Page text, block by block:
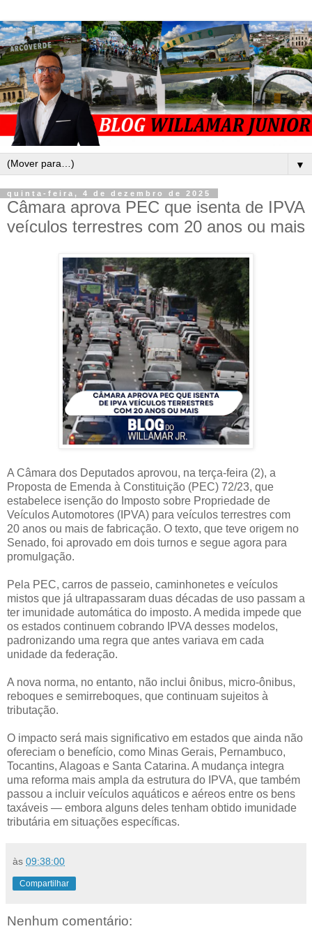
▼
quinta-feira, 4 de dezembro de 2025
Câmara aprova PEC que isenta de IPVA
veículos terrestres com 20 anos ou mais
A Câmara dos Deputados aprovou, na terça-feira (2), a
Proposta de Emenda à Constituição (PEC) 72/23, que
estabelece isenção do Imposto sobre Propriedade de
Veículos Automotores (IPVA) para veículos terrestres com
20 anos ou mais de fabricação. O texto, que teve origem no
Senado, foi aprovado em dois turnos e segue agora para
promulgação.
Pela PEC, carros de passeio, caminhonetes e veículos
mistos que já ultrapassaram duas décadas de uso passam a
ter imunidade automática do imposto. A medida impede que
os estados continuem cobrando IPVA desses modelos,
padronizando uma regra que antes variava em cada
unidade da federação.
A nova norma, no entanto, não inclui ônibus, micro-ônibus,
reboques e semirreboques, que continuam sujeitos à
tributação.
O impacto será mais significativo em estados que ainda não
ofereciam o benefício, como Minas Gerais, Pernambuco,
Tocantins, Alagoas e Santa Catarina. A mudança integra
uma reforma mais ampla da estrutura do IPVA, que também
passou a incluir veículos aquáticos e aéreos entre os bens
taxáveis — embora alguns deles tenham obtido imunidade
tributária em situações específicas.
às 09:38:00
Compartilhar
Nenhum comentário: